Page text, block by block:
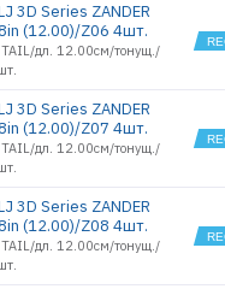
3D Series ZANDER
(12.00)/Z06 4шт.
TAIL/дл. 12.00см/тонущ./
3D Series ZANDER
(12.00)/Z07 4шт.
TAIL/дл. 12.00см/тонущ./
3D Series ZANDER
(12.00)/Z08 4шт.
TAIL/дл. 12.00см/тонущ./